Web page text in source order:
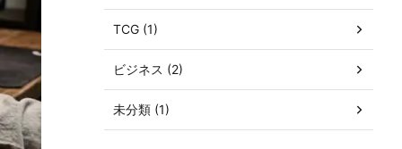
TCG (1)
ビジネス (2)
未分類 (1)